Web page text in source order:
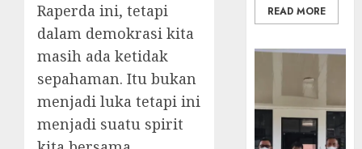
Raperda ini, tetapi
dalam demokrasi kita
masih ada ketidak
sepahaman. Itu bukan
menjadi luka tetapi ini
menjadi suatu spirit
READ MORE